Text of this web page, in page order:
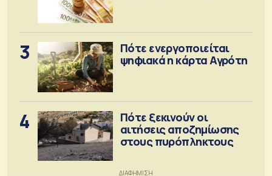
3
Πότε ενεργοποιείται
ψηφιακά η κάρτα Αγρότη
4
Πότε ξεκινούν οι
αιτήσεις αποζημίωσης
στους πυρόπληκτους